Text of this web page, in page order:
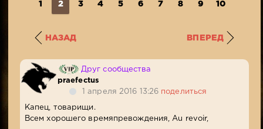
1 2 3 4 5 6 7 8 9 10
НАЗАД ВПЕРЕД
Друг сообщества
praefectus
1 апреля 2016 13:26 поделиться
Капец, товарищи.
Всем хорошего времяпревождения, Au revoir,